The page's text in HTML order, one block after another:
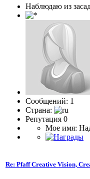
Наблюдаю из
Сообщений: 1
Страна:
Репутация 0
Мое имя:
Re: Pfaff Creative Vision,